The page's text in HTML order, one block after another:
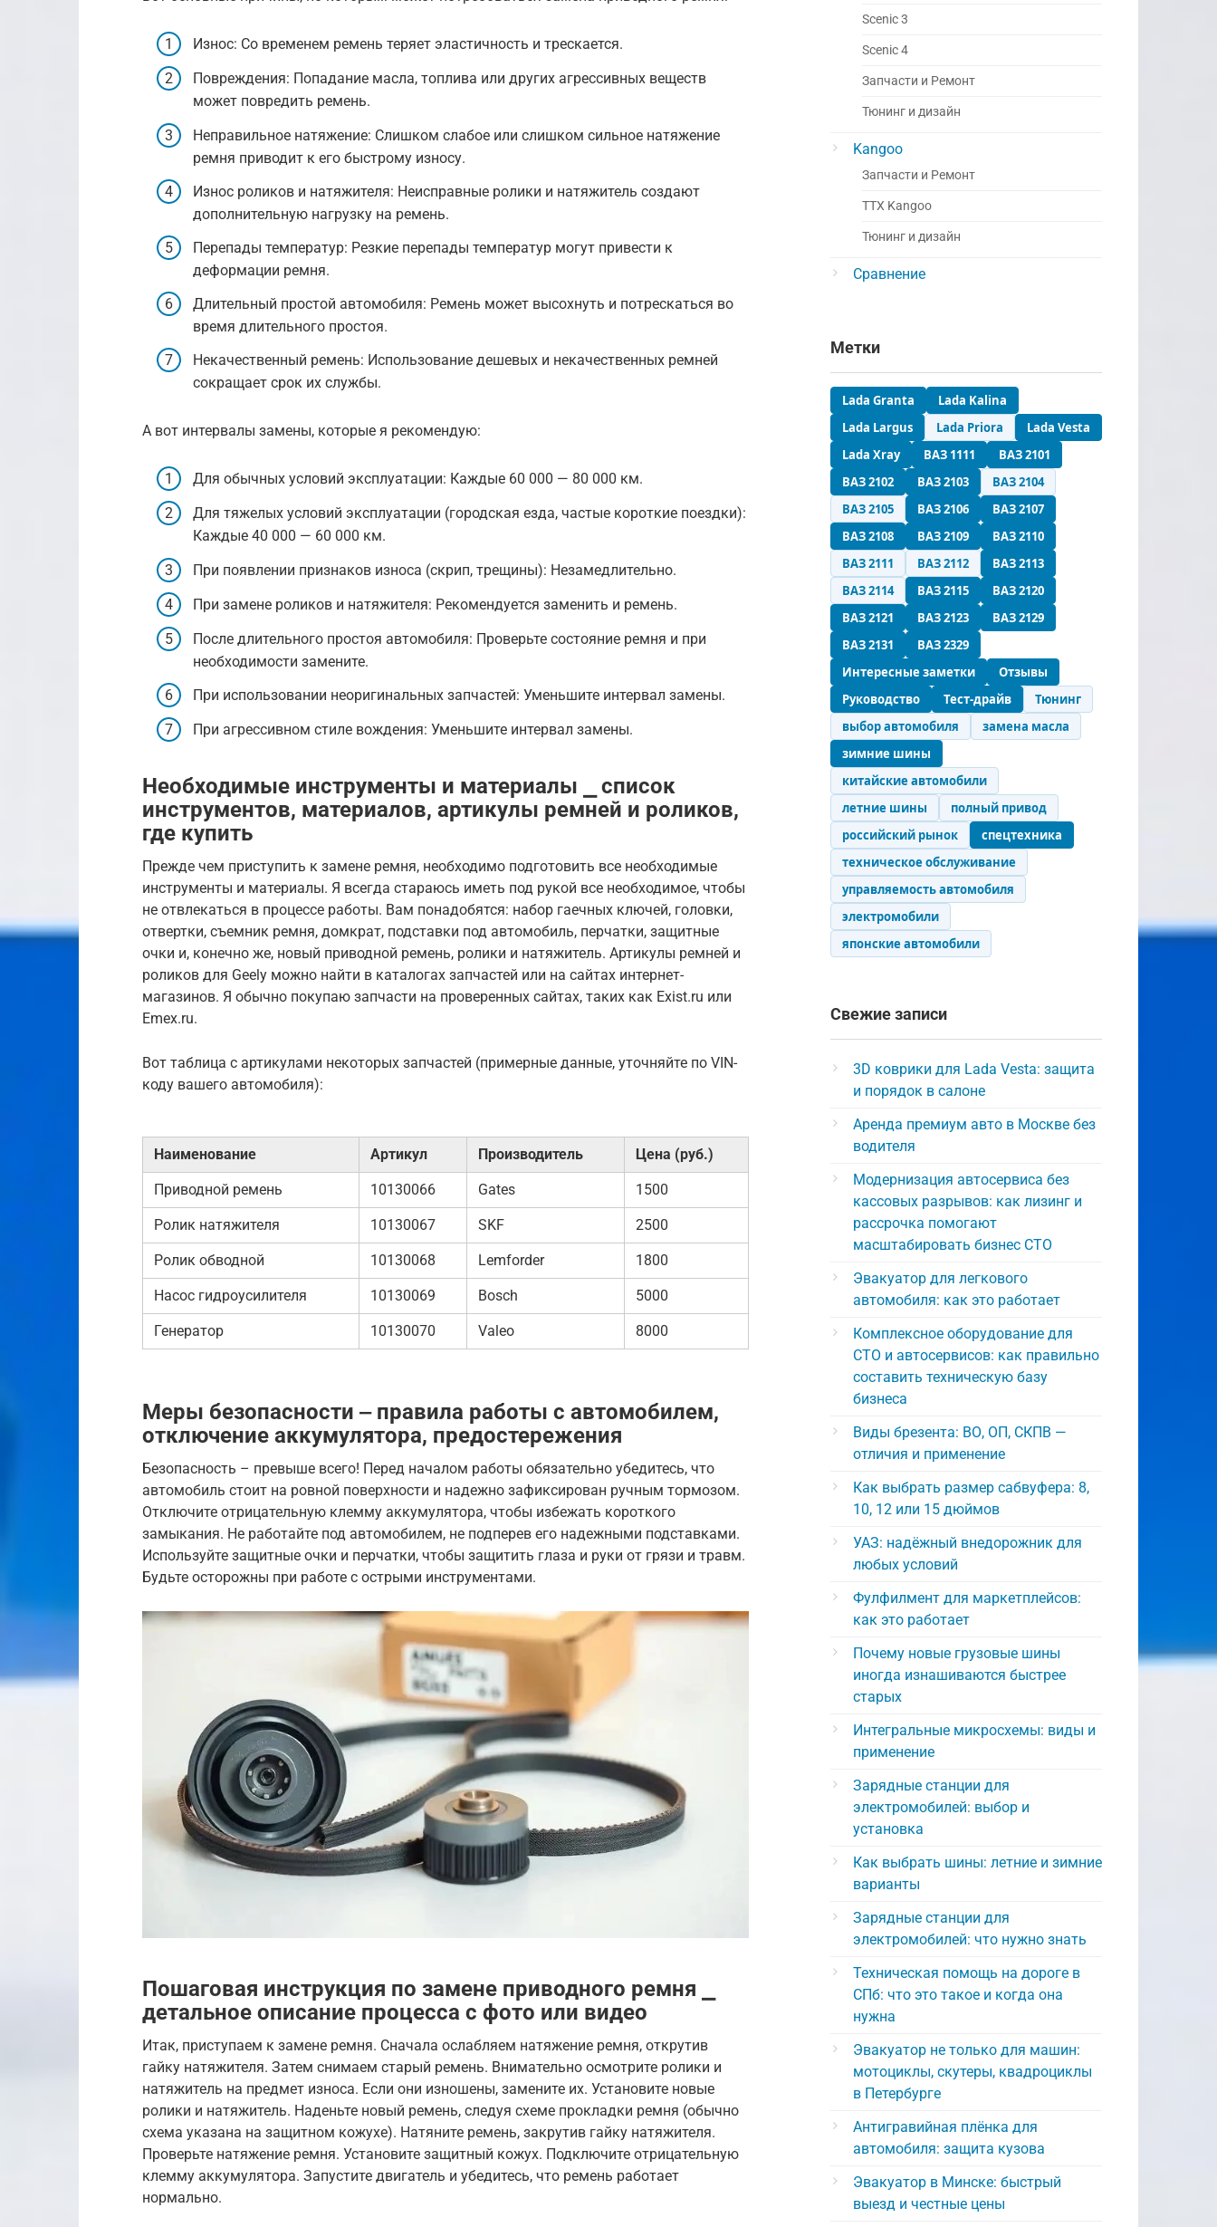
Износ: Со временем ремень теряет эластичность и трескается.
Повреждения: Попадание масла, топлива или других агрессивных веществ
может повредить ремень.
Неправильное натяжение: Слишком слабое или слишком сильное натяжение
ремня приводит к его быстрому износу.
Износ роликов и натяжителя: Неисправные ролики и натяжитель создают
дополнительную нагрузку на ремень.
Перепады температур: Резкие перепады температур могут привести к
деформации ремня.
Длительный простой автомобиля: Ремень может высохнуть и потрескаться во
время длительного простоя.
Некачественный ремень: Использование дешевых и некачественных ремней
сокращает срок их службы.
А вот интервалы замены, которые я рекомендую:
Для обычных условий эксплуатации: Каждые 60 000 — 80 000 км.
Для тяжелых условий эксплуатации (городская езда, частые короткие поездки):
Каждые 40 000 — 60 000 км.
При появлении признаков износа (скрип, трещины): Незамедлительно.
При замене роликов и натяжителя: Рекомендуется заменить и ремень.
После длительного простоя автомобиля: Проверьте состояние ремня и при
необходимости замените.
При использовании неоригинальных запчастей: Уменьшите интервал замены.
При агрессивном стиле вождения: Уменьшите интервал замены.
Необходимые инструменты и материалы ⎯ список
инструментов, материалов, артикулы ремней и роликов,
где купить
Прежде чем приступить к замене ремня, необходимо подготовить все необходимые
инструменты и материалы. Я всегда стараюсь иметь под рукой все необходимое, чтобы
не отвлекаться в процессе работы. Вам понадобятся: набор гаечных ключей, головки,
отвертки, съемник ремня, домкрат, подставки под автомобиль, перчатки, защитные
очки и, конечно же, новый приводной ремень, ролики и натяжитель. Артикулы ремней и
роликов для Geely можно найти в каталогах запчастей или на сайтах интернет-
магазинов. Я обычно покупаю запчасти на проверенных сайтах, таких как Exist.ru или
Emex.ru.
Вот таблица с артикулами некоторых запчастей (примерные данные, уточняйте по VIN-
коду вашего автомобиля):
Наименование Артикул Производитель Цена (руб.)
Приводной ремень 10130066 Gates 1500
Ролик натяжителя 10130067 SKF 2500
Ролик обводной 10130068 Lemforder 1800
Насос гидроусилителя 10130069 Bosch 5000
Генератор 10130070 Valeo 8000
Меры безопасности ‒ правила работы с автомобилем,
отключение аккумулятора, предостережения
Безопасность – превыше всего! Перед началом работы обязательно убедитесь, что
автомобиль стоит на ровной поверхности и надежно зафиксирован ручным тормозом.
Отключите отрицательную клемму аккумулятора, чтобы избежать короткого
замыкания. Не работайте под автомобилем, не подперев его надежными подставками.
Используйте защитные очки и перчатки, чтобы защитить глаза и руки от грязи и травм.
Будьте осторожны при работе с острыми инструментами.
Пошаговая инструкция по замене приводного ремня ⎯
детальное описание процесса с фото или видео
Итак, приступаем к замене ремня. Сначала ослабляем натяжение ремня, открутив
гайку натяжителя. Затем снимаем старый ремень. Внимательно осмотрите ролики и
натяжитель на предмет износа. Если они изношены, замените их. Установите новые
ролики и натяжитель. Наденьте новый ремень, следуя схеме прокладки ремня (обычно
схема указана на защитном кожухе). Натяните ремень, закрутив гайку натяжителя.
Проверьте натяжение ремня. Установите защитный кожух. Подключите отрицательную
клемму аккумулятора. Запустите двигатель и убедитесь, что ремень работает
нормально.
Scenic 3
Scenic 4
Запчасти и Ремонт
Тюнинг и дизайн
Kangoo
Запчасти и Ремонт
ТТХ Kangoo
Тюнинг и дизайн
Сравнение
Метки
Lada Granta
Lada Kalina
Lada Largus
Lada Priora
Lada Vesta
Lada Xray
ВАЗ 1111
ВАЗ 2101
ВАЗ 2102
ВАЗ 2103
ВАЗ 2104
ВАЗ 2105
ВАЗ 2106
ВАЗ 2107
ВАЗ 2108
ВАЗ 2109
ВАЗ 2110
ВАЗ 2111
ВАЗ 2112
ВАЗ 2113
ВАЗ 2114
ВАЗ 2115
ВАЗ 2120
ВАЗ 2121
ВАЗ 2123
ВАЗ 2129
ВАЗ 2131
ВАЗ 2329
Интересные заметки
Отзывы
Руководство
Тест-драйв
Тюнинг
выбор автомобиля
замена масла
зимние шины
китайские автомобили
летние шины
полный привод
российский рынок
спецтехника
техническое обслуживание
управляемость автомобиля
электромобили
японские автомобили
Свежие записи
3D коврики для Lada Vesta: защита
и порядок в салоне
Аренда премиум авто в Москве без
водителя
Модернизация автосервиса без
кассовых разрывов: как лизинг и
рассрочка помогают
масштабировать бизнес СТО
Эвакуатор для легкового
автомобиля: как это работает
Комплексное оборудование для
СТО и автосервисов: как правильно
составить техническую базу
бизнеса
Виды брезента: ВО, ОП, СКПВ —
отличия и применение
Как выбрать размер сабвуфера: 8,
10, 12 или 15 дюймов
УАЗ: надёжный внедорожник для
любых условий
Фулфилмент для маркетплейсов:
как это работает
Почему новые грузовые шины
иногда изнашиваются быстрее
старых
Интегральные микросхемы: виды и
применение
Зарядные станции для
электромобилей: выбор и
установка
Как выбрать шины: летние и зимние
варианты
Зарядные станции для
электромобилей: что нужно знать
Техническая помощь на дороге в
СПб: что это такое и когда она
нужна
Эвакуатор не только для машин:
мотоциклы, скутеры, квадроциклы
в Петербурге
Антигравийная плёнка для
автомобиля: защита кузова
Эвакуатор в Минске: быстрый
выезд и честные цены